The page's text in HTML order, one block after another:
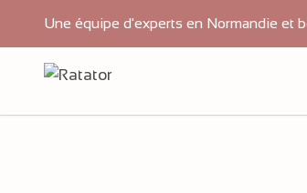
Une équipe d'experts en Normandie et